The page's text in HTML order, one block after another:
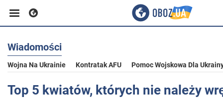
Biznes
Sport
Wiadomości
Wojna Na Ukrainie Kontratak AFU Pomoc Wojskowa Dla
Top 5 kwiatów, których nie należy